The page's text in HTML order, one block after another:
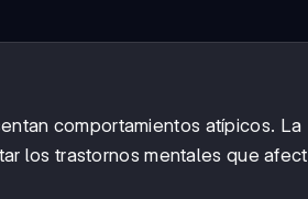
comportamientos atípicos. La
los trastornos mentales que